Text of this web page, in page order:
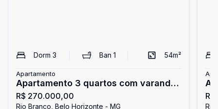
Dorm 3 Ban 1 54m²
Apartamento
Apartamento 3 quartos com varanda
- Rio Branco
R$ 270.000,00
Rio Branco, Belo Horizonte - MG Rio